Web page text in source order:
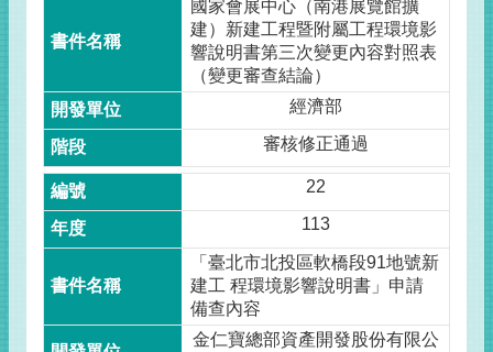
國家會展中心（南港展覽館擴
建）新建工程暨附屬工程環境影
響說明書第三次變更內容對照表
（變更審查結論）
經濟部
審核修正通過
22
113
「臺北市北投區軟橋段91地號新
建工 程環境影響說明書」申請
備查內容
金仁寶總部資產開發股份有限公